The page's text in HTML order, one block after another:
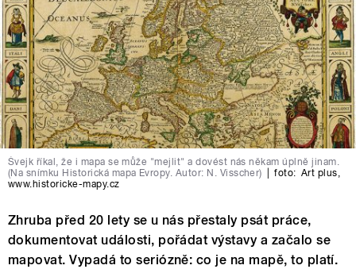
Švejk říkal, že i mapa se může "mejlit" a dovést nás někam úplně jinam.
(Na snímku Historická mapa Evropy. Autor: N. Visscher)
foto: Art plus,
www.historicke-mapy.cz
Zhruba před 20 lety se u nás přestaly psát práce,
dokumentovat události, pořádat výstavy a začalo se
mapovat. Vypadá to seriózně: co je na mapě, to platí.